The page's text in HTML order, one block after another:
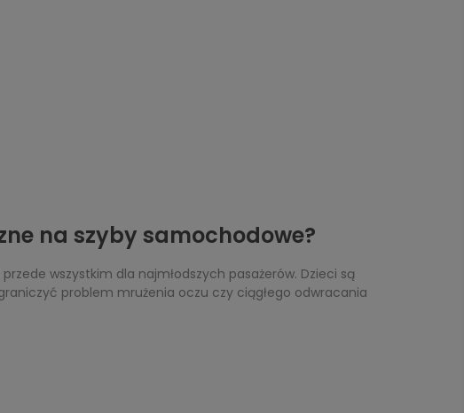
na szyby samochodowe?
wszystkim dla najmłodszych pasażerów. Dzieci są
problem mrużenia oczu czy ciągłego odwracania